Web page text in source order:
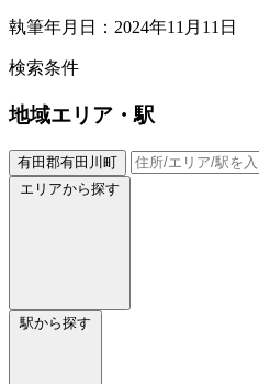
執筆年月日：2024年11月11日
検索条件
地域エリア・駅
有田郡有田川町
エリアから探す
駅から探す